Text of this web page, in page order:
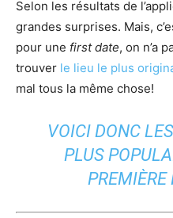
Selon les résultats de
grandes surprises. Mais,
pour une first date, on n’a
trouver le lieu le plus
mal tous la même chose!
VOICI DONC
PLUS
PREMIÈRE